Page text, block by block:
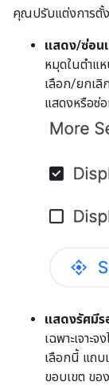
คุณปรับแต่งการตั้
แสดง/ซ่อน
หมุดในตำแ
เลือก/ยกเลิ
แสดงหรือซ่
แสดงรัศมี
เฉพาะเจาะ
เลือกนี้ แถ
ขอบเขต ขอ